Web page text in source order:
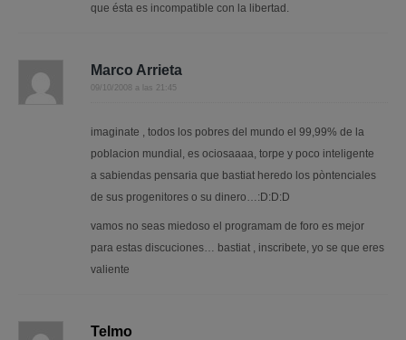
que ésta es incompatible con la libertad.
Marco Arrieta
09/10/2008 a las 21:45
imaginate , todos los pobres del mundo el 99,99% de la
poblacion mundial, es ociosaaaa, torpe y poco inteligente
a sabiendas pensaria que bastiat heredo los pòntenciales
de sus progenitores o su dinero…:D:D:D
vamos no seas miedoso el programam de foro es mejor
para estas discuciones… bastiat , inscribete, yo se que eres
valiente
Telmo